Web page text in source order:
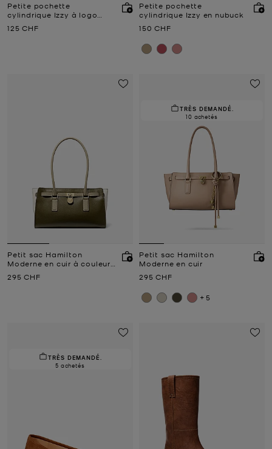
Petite pochette
cylindrique Izzy à logo
Signature
Prix actuel
125 CHF
Petite pochette
cylindrique Izzy en nubuck
Prix actuel
150 CHF
Petit sac Hamilton
Moderne en cuir à couleurs
Prix actuel
295 CHF
TRÈS DEMANDÉ.
10 achetés
Petit sac Hamilton
Moderne en cuir
Prix actuel
295 CHF
+5
TRÈS DEMANDÉ.
5 achetés